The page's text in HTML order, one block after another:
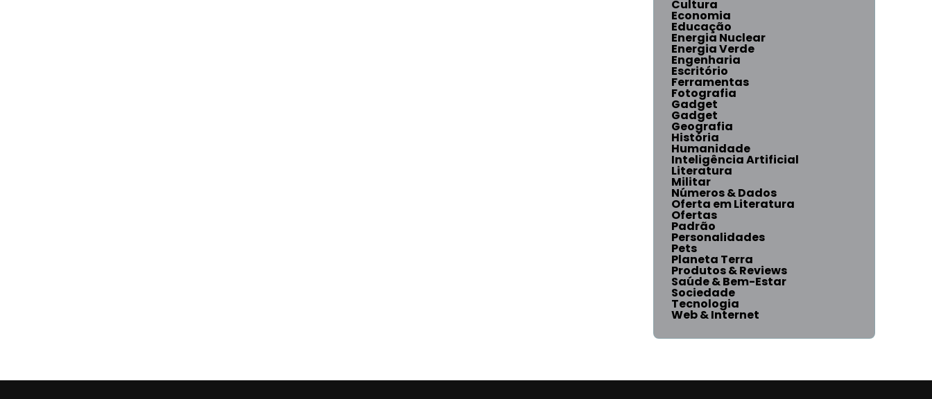
Cultura
Economia
Educação
Energia Nuclear
Energia Verde
Engenharia
Escritório
Ferramentas
Fotografia
Gadget
Gadget
Geografia
História
Humanidade
Inteligência Artificial
Literatura
Militar
Números & Dados
Oferta em Literatura
Ofertas
Padrão
Personalidades
Pets
Planeta Terra
Produtos & Reviews
Saúde & Bem-Estar
Sociedade
Tecnologia
Web & Internet